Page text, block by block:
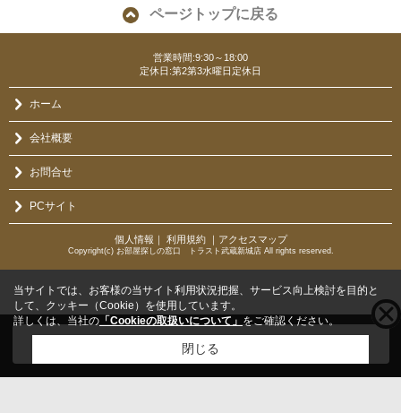
ページトップに戻る
営業時間:9:30～18:00
定休日:第2第3水曜日定休日
ホーム
会社概要
お問合せ
PCサイト
個人情報 利用規約｜ アクセスマップ
Copyright(c) お部屋探しの窓口 トラスト武蔵新城店 All rights reserved.
こちらの物件をご覧の方にお勧めな物件
当サイトでは、お客様の当サイト利用状況把握、サービス向上検討を目的と
して、クッキー（Cookie）を使用しています。
詳しくは、当社の 「Cookieの取扱いについて」 をご確認ください。
閉じる